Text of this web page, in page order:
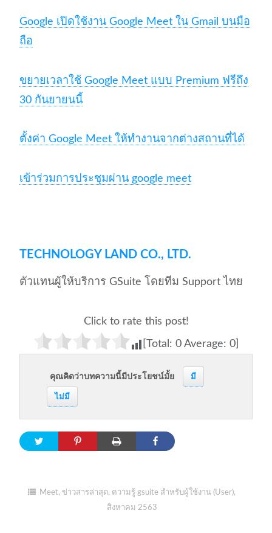
Google เปิดใช้งาน Google Meet ใน Gmail บนมือ
ถือ
ขยายเวลาใช้ Google Meet แบบ Premium ฟรีถึง
30 กันยายนนี้
ตั้งค่า Google Meet ให้ทำงานจากต่างสถานที่ได้
เข้าร่วมการประชุมผ่าน google meet
TECHNOLOGY LAND CO., LTD.
ตัวแทนผู้ให้บริการ GSuite โดยทีม Support ไทย
Click to rate this post!
[Total: 0Average: 0]
คุณคิดว่าบทความนี้มีประโยชน์มั้ย มี
ไม่มี
Meet, ข่าวสารล่าสุด, ความรู้ gsuite สำหรับผู้ใช้งาน (User),
สิงหาคม 2563